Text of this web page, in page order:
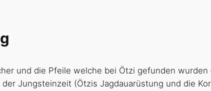
und die Pfeile welche bei Ötzi gefunden
Jungsteinzeit (Ötzis Jagdauarüstung und die